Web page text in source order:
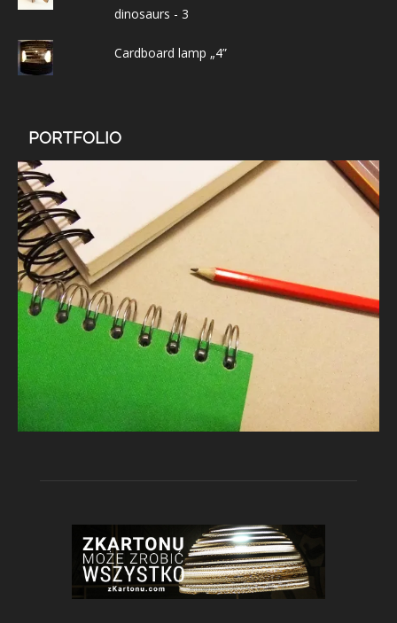
dinosaurs - 3
Cardboard lamp „4”
PORTFOLIO